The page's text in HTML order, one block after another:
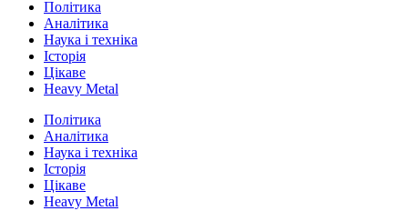
Політика
Аналітика
Наука і техніка
Історія
Цікаве
Heavy Metal
Політика
Аналітика
Наука і техніка
Історія
Цікаве
Heavy Metal